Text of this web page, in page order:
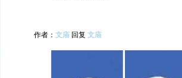
作者： 文庙 回复 文庙